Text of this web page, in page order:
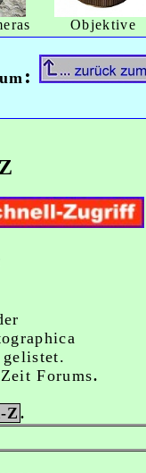
Objektive
:
Forums.
Z .